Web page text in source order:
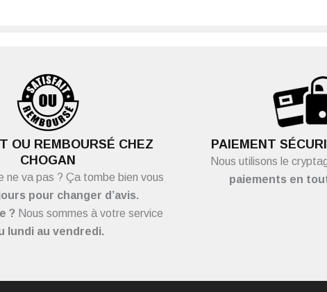
OU REMBOURSÉ CHEZ
CHOGAN
ne va pas ? Ça tombe bien vous
pour changer d’avis.
?Nous sommes à votre service
lundi au vendredi.
PAIEMENT
Nous utilisons le
paiements en